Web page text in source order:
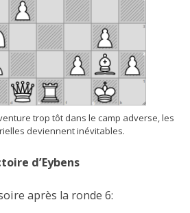
trop tôt dans le camp adverse, les
deviennent inévitables.
d’Eybens
après la ronde 6: